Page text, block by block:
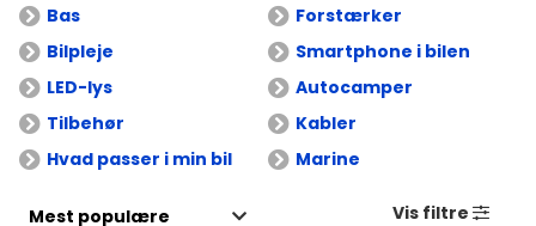
Bas
Forstærker
Bilpleje
Smartphone i bilen
LED-lys
Autocamper
Tilbehør
Kabler
Hvad passer i min bil
Marine
Vis filtre